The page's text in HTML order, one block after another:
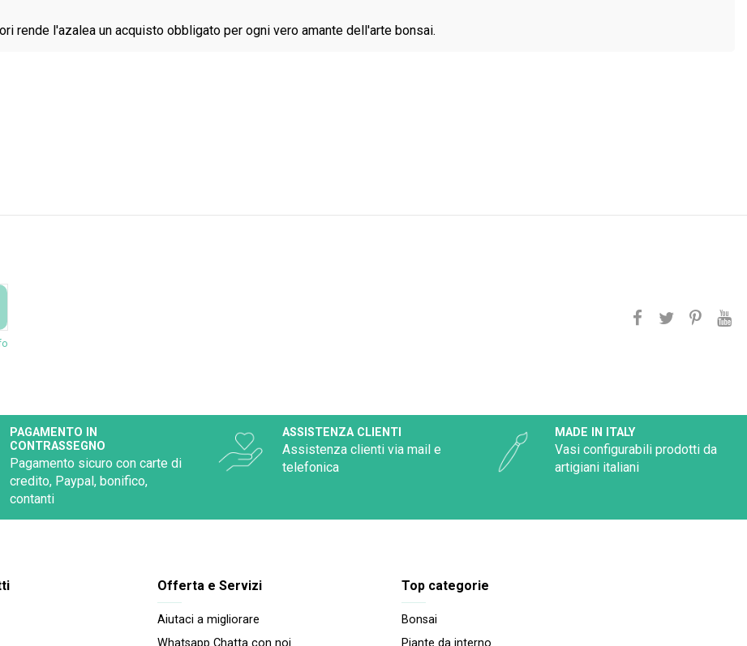
rende l'azalea un acquisto obbligato per ogni vero amante dell'arte bonsai.
PAGAMENTO IN
CONTRASSEGNO
Pagamento sicuro con carte di
credito, Paypal, bonifico,
contanti
ASSISTENZA CLIENTI
Assistenza clienti via mail e
telefonica
MADE IN ITALY
Vasi configurabili prodotti da
artigiani italiani
Offerta e Servizi
Aiutaci a migliorare
Whatsapp Chatta con noi
Top categorie
Bonsai
Piante da interno